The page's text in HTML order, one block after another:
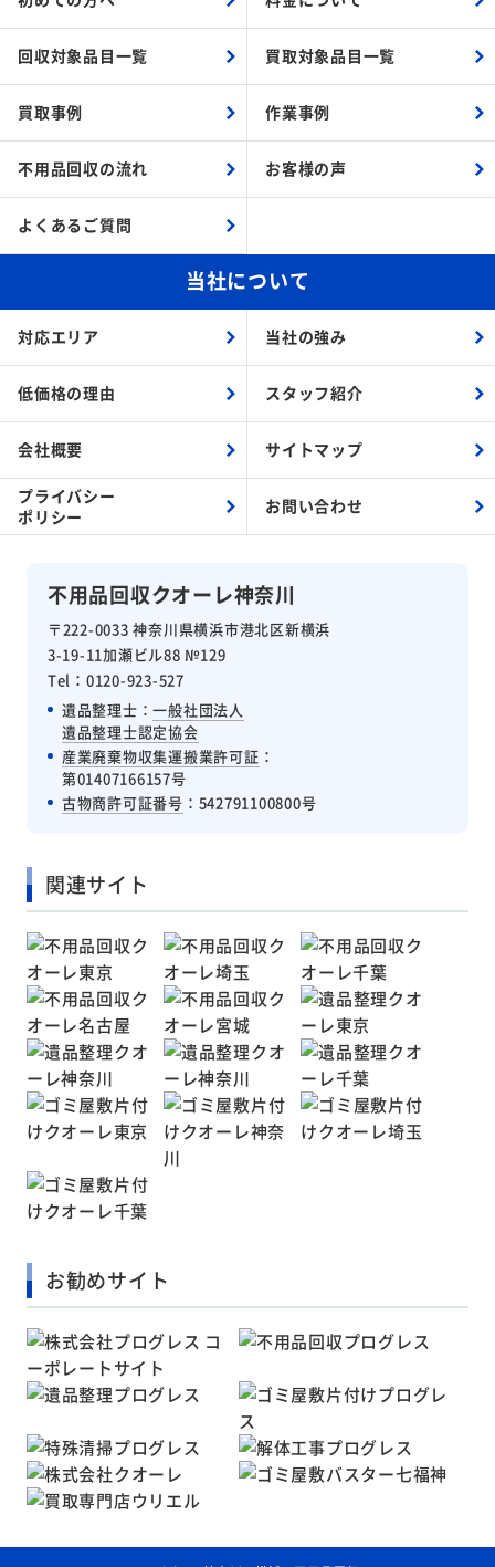
不用品回収クオーレ神奈川
〒222-0033 神奈川県横浜市港北区新横浜
3-19-11加瀬ビル88 №129
Tel：0120-923-527
遺品整理士：一般社団法人
遺品整理士認定協会
産業廃棄物収集運搬業許可証 ：
第01407166157号
古物商許可証番号 ：542791100800号
回収対象品目一覧 買取対象品目一覧
買取事例 作業事例
不用品回収の流れ お客様の声
よくあるご質問
当社について
対応エリア 当社の強み
低価格の理由 スタッフ紹介
会社概要 サイトマップ
プライバシー
ポリシー
お問い合わせ
関連サイト
お勧めサイト